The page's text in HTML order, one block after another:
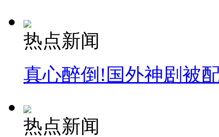
热点新闻
真心醉倒!国外神剧被
热点新闻